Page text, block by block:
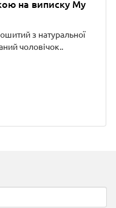
на виписку My
з натуральної
чоловічок..